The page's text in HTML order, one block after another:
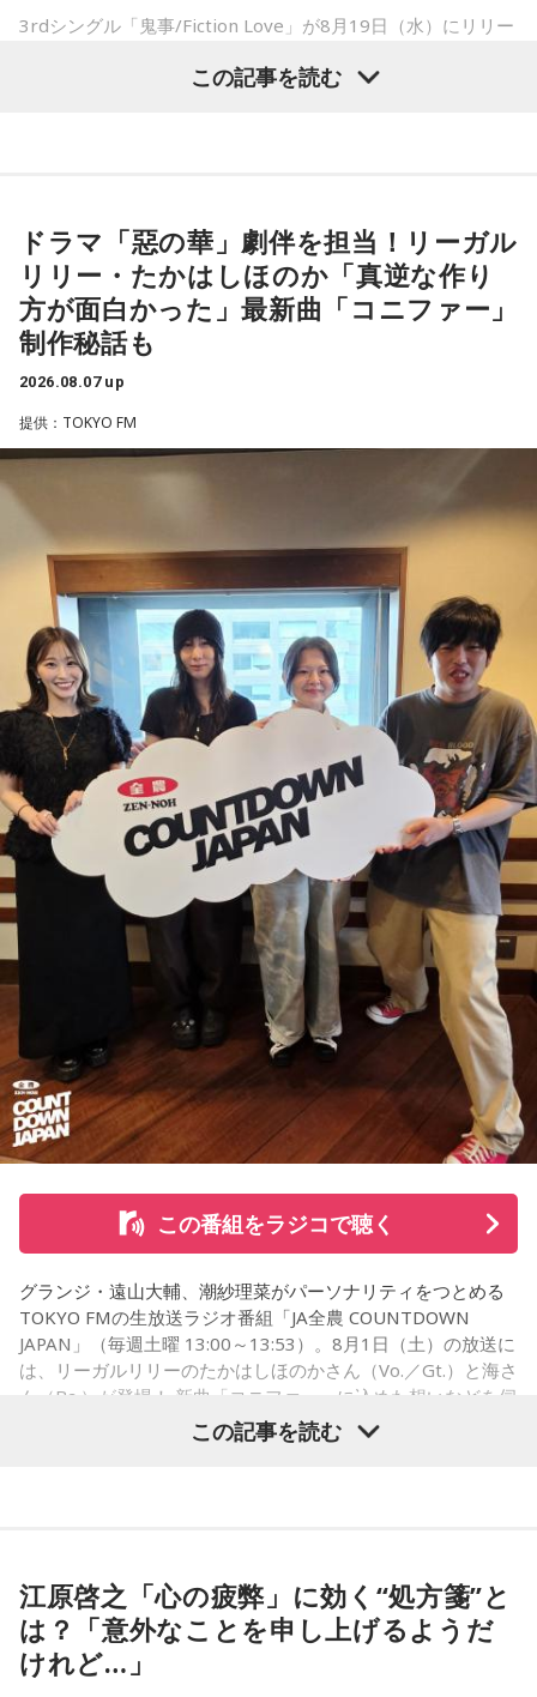
＜番組概要＞
番組名：SPORTS BEAT supported by TOYOTA
放送日時：毎週土曜 10:00～10:50
パーソナリティ：藤木直人、高見侑里
――実戦復帰まで4ヶ月という診断のもと、ファームで最初に
ラーが出たり、身体との感覚がつながりずらかったりするな
かで、本当にトレーナーさんのおかげでうまくやっていただ
きました」
――石垣島で自主トレをともにした後輩である篠原響投手の
活躍をどうご覧になられましたか？
山田「球速がすごくて、僕も追いつけるように頑張ります」
2試合に登板してみていかがですか？
山田「自分の持ち味が出せて抑えられることができたので、
そこは1番よかったのかなと思います。試合で投げる、野球が
できる感謝というのも再び感じることができましたし、野球
が楽しかったですね」
――今シーズンの登板はまだ2試合ですが、ヒットを1本も打
たれていないです。
山田「そうなんですか？ 何の意識もしていないです（笑）。
1イニングを無失点で抑える。どれだけピンチを作っても無失
点で抑えるというのが中継ぎの仕事なので、それができたと
いうのは本当にいいことなのかなと思います」
※インタビュアー：文化放送・斉藤一美アナウンサー
3rdシングル「鬼事/Fiction Love」が8月19日（水）にリリー
ティを初めて担当する。番組では、新曲「鬼事/Fiction
盛りだくさんの内容でお届けする一夜限りの特別番組『中島
健人のオールナイトニッポン』は8月14日(金)25時からニッポ
ン放送をキーステーションに全国ネットで放送。
◎メールテーマ『鬼事』
TVアニメ『逃げ上手の若君』第2期オープニングテーマ「鬼
事」。中島健人はこの「鬼事」を「日々のイラッとした出来
事」や「心がザワザワした、モヤモヤした事」を表す言葉と
してカジュアルに使っています。そんな、あなたの周りで起
きた「鬼事」を教えてください。
中島健人が、どう立ち回ればよかったのか手を差し伸べま
す。
※ メールの件名は「鬼事」でお願いします。
◎コーナー『人生アイズ相談ドラゴン』
「仕事場の上司、良い人なんだけどここが好きになれなく
「友人と遊んだ時に言われたあの一言がずっとモヤモヤして
「優柔不断な性格のせいで、こんな事が…」
あなたの人生相談を送ってください。その相談を受け、中島
健人が遊戯王の話をします。
※ メールの件名は「決闘」でお願いします。
◎「中島健人イメージランキング」
街の人に調査したら、中島健人が1位にランクインしそうな
「ランキングのタイトルだけ」を送ってきてください。
＜例＞
・家の照明、指パッチンで消してそうランキング
・コンビニで「温めますか？」とか「レジ袋はいります
か？」とか聞かれる前に全部先に言ってきそうな男ランキン
※ メールの件名は「ランキング」でお願いします。
■番組タイトル：ニッポン放送『中島健人のオールナイトニッ
ポン』
■放送日時：2026年8月14日（金） 25時～27時 （15日
この記事を読む
ドラマ「惡の華」劇伴を担当！リーガル
リリー・たかはしほのか「真逆な作り
方が面白かった」最新曲「コニファー」
制作秘話も
2026.08.07 up
提供：TOKYO FM
この番組をラジコで聴く
グランジ・遠山大輔、潮紗理菜がパーソナリティをつとめる
TOKYO FMの生放送ラジオ番組「JA全農 COUNTDOWN
JAPAN」（毎週土曜 13:00～13:53）。8月1日（土）の放送に
は、リーガルリリーのたかはしほのかさん（Vo.／Gt.）と海さ
ん（Ba.）が登場！ 新曲「コニファー」に込めた想いなどを伺
◆“真逆な作り方”で楽曲制作
この記事を読む
江原啓之「心の疲弊」に効く“処方箋”と
は？「意外なことを申し上げるようだ
けれど…」